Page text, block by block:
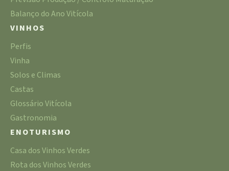
Balanço do Ano Vitícola
VINHOS
Perfis
Vinha
Solos e Climas
Castas
Glossário Vitícola
Gastronomia
ENOTURISMO
Casa dos Vinhos Verdes
Rota dos Vinhos Verdes